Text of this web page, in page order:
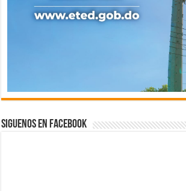
Siguenos en Facebook